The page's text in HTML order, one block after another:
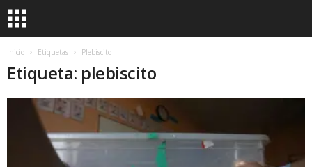
Inicio Etiquetas Plebiscito
Etiqueta: plebiscito